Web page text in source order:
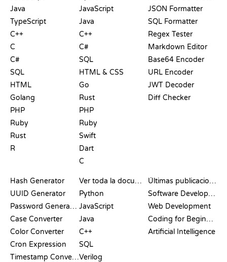
Java
TypeScript
C++
C
C#
SQL
HTML
Golang
PHP
Ruby
Rust
R
JavaScript
Java
C++
C#
SQL
HTML & CSS
Go
Rust
PHP
Ruby
Swift
Dart
C
JSON Formatter
SQL Formatter
Regex Tester
Markdown Editor
Base64 Encoder
URL Encoder
JWT Decoder
Diff Checker
Hash Generator
UUID Generator
Password Generator
Case Converter
Color Converter
Cron Expression
Timestamp Converter
Ver toda la documentación
Python
JavaScript
Java
C++
SQL
Verilog
Últimas publicaciones
Software Development
Web Development
Coding for Beginners
Artificial Intelligence